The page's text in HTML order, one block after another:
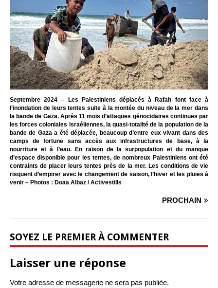
Septembre 2024 – Les Palestiniens déplacés à Rafah font face à
l’inondation de leurs tentes suite à la montée du niveau de la mer dans
la bande de Gaza. Après 11 mois d’attaques génocidaires continues par
les forces coloniales israéliennes, la quasi-totalité de la population de la
bande de Gaza a été déplacée, beaucoup d’entre eux vivant dans des
camps de fortune sans accès aux infrastructures de base, à la
nourriture et à l’eau. En raison de la surpopulation et du manque
d’espace disponible pour les tentes, de nombreux Palestiniens ont été
contraints de placer leurs tentes près de la mer. Les conditions de vie
risquent d’empirer avec le changement de saison, l’hiver et les pluies à
venir – Photos : Doaa Albaz / Activestills
PROCHAIN
SOYEZ LE PREMIER À COMMENTER
Laisser une réponse
Votre adresse de messagerie ne sera pas publiée.